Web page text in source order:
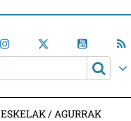
ESKELAK / AGURRAK